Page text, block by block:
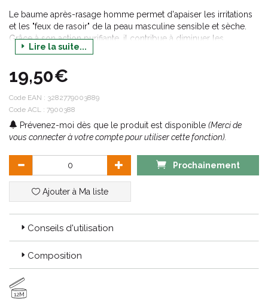
Le baume après-rasage homme permet d'apaiser les irritations
et les "feux de rasoir" de la peau masculine sensible et sèche.
Grâce à son action purifiante, il contribue à diminuer les
complications bactériennes que peuvent engendrer les
irritantes, procure à votre peau une réelle sensation de confort,
de fraîcheur et de bien-être. Il aide à adoucir et à assouplir votre
peau.
Lire la suite...
19,50€
Code EAN : 3282779003889
Code ACL : 7900388
Prévenez-moi dès que le produit est disponible (Merci de
vous connecter à votre compte pour utiliser cette fonction).
Prochainement
Ajouter à Ma liste
Conseils d'utilisation
Composition
12M